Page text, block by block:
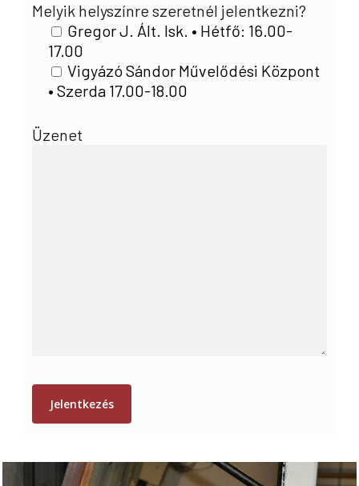
Melyik helyszínre szeretnél jelentkezni?
Gregor J. Ált. Isk. • Hétfő: 16.00-
17.00
Vigyázó Sándor Művelődési Központ
• Szerda 17.00-18.00
Üzenet